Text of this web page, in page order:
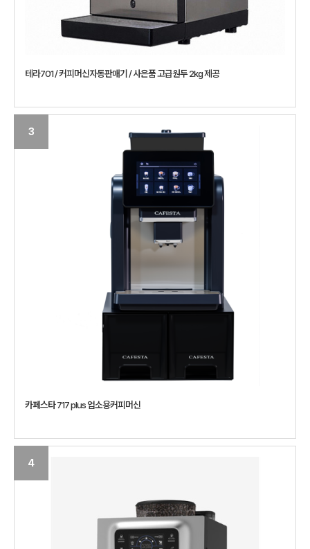
테라701 / 커피머신자동판매기 / 사은품 고급원두 2kg 제공
3
카페스타 717 plus 업소용커피머신
4